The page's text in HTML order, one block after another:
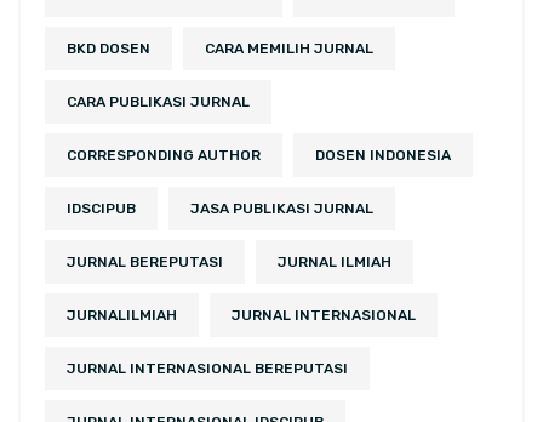
BKD DOSEN CARA MEMILIH JURNAL
CARA PUBLIKASI JURNAL
CORRESPONDING AUTHOR DOSEN INDONESIA
IDSCIPUB JASA PUBLIKASI JURNAL
JURNAL BEREPUTASI JURNAL ILMIAH
JURNALILMIAH JURNAL INTERNASIONAL
JURNAL INTERNASIONAL BEREPUTASI